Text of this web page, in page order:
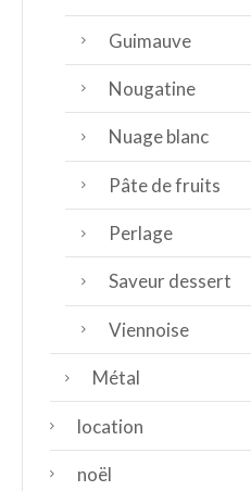
Guimauve
Nougatine
Nuage blanc
Pâte de fruits
Perlage
Saveur dessert
Viennoise
Métal
location
noël